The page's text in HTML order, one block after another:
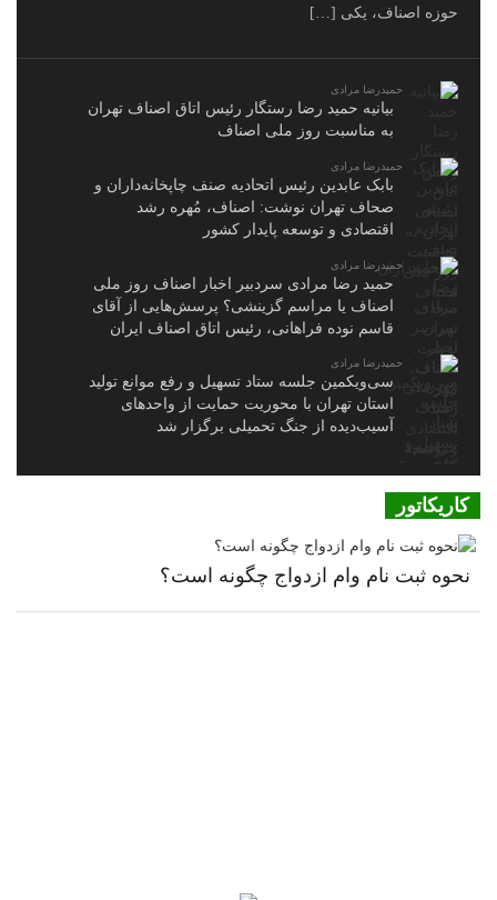
حوزه اصناف، یکی […]
حمیدرضا مرادی
بیانیه حمید رضا رستگار رئیس اتاق اصناف تهران
به مناسبت روز ملی اصناف
حمیدرضا مرادی
بابک عابدین رئیس اتحادیه صنف چاپخانه‌داران و
صحاف تهران نوشت: اصناف، مُهره رشد
اقتصادی و توسعه پایدار کشور
حمیدرضا مرادی
حمید رضا مرادی سردبیر اخبار اصناف روز ملی
اصناف یا مراسم گزینشی؟ پرسش‌هایی از آقای
قاسم نوده فراهانی، رئیس اتاق اصناف ایران
حمیدرضا مرادی
سی‌ویکمین جلسه ستاد تسهیل و رفع موانع تولید
استان تهران با محوریت حمایت از واحدهای
آسیب‌دیده از جنگ تحمیلی برگزار شد
کاریکاتور
نحوه ثبت نام وام ازدواج چگونه است؟